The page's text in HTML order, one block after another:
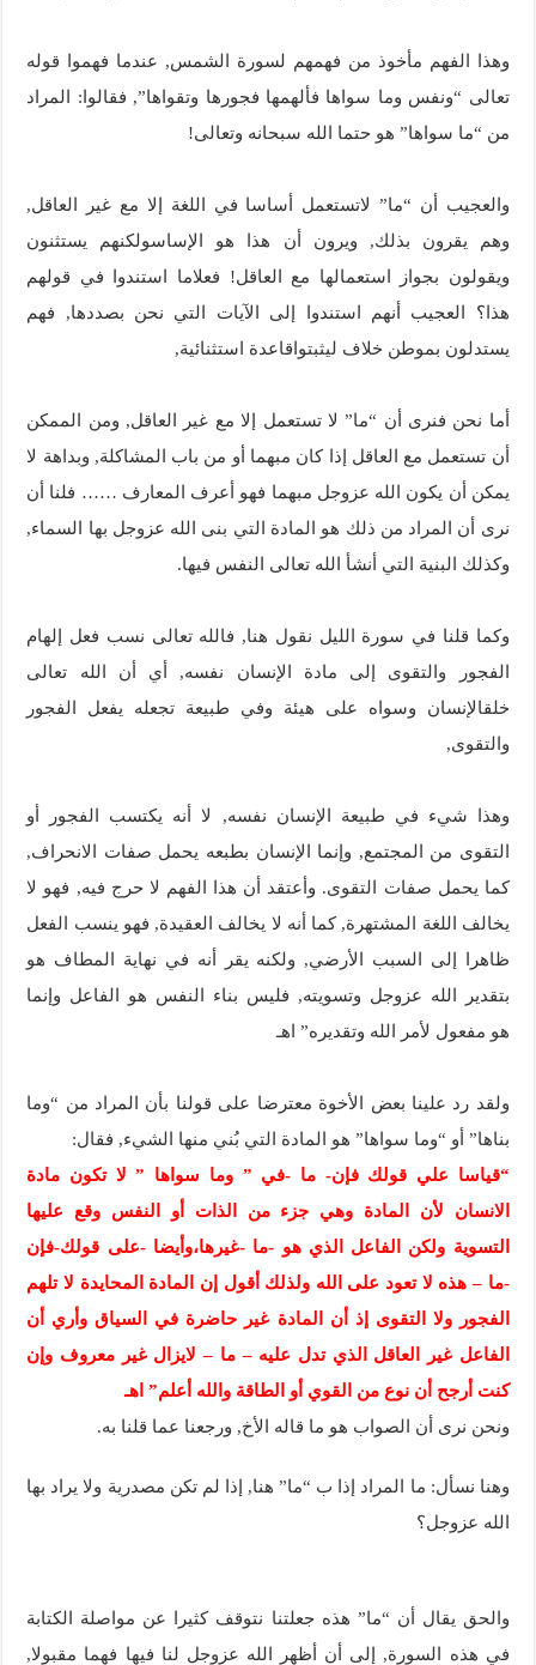
وهذا الفهم مأخوذ من فهمهم لسورة الشمس, عندما فهموا قوله
تعالى “ونفس وما سواها فألهمها فجورها وتقواها”, فقالوا: المراد
من “ما سواها” هو حتما الله سبحانه وتعالى!
والعجيب أن “ما” لاتستعمل أساسا في اللغة إلا مع غير العاقل,
وهم يقرون بذلك, ويرون أن هذا هو الإساسولكنهم يستثنون
ويقولون بجواز استعمالها مع العاقل! فعلاما استندوا في قولهم
هذا؟ العجيب أنهم استندوا إلى الآيات التي نحن بصددها, فهم
يستدلون بموطن خلاف ليثبتواقاعدة استثنائية,
أما نحن فنرى أن “ما” لا تستعمل إلا مع غير العاقل, ومن الممكن
أن تستعمل مع العاقل إذا كان مبهما أو من باب المشاكلة, وبداهة لا
يمكن أن يكون الله عزوجل مبهما فهو أعرف المعارف …… فلنا أن
نرى أن المراد من ذلك هو المادة التي بنى الله عزوجل بها السماء,
وكذلك البنية التي أنشأ الله تعالى النفس فيها.
وكما قلنا في سورة الليل نقول هنا, فالله تعالى نسب فعل إلهام
الفجور والتقوى إلى مادة الإنسان نفسه, أي أن الله تعالى
خلقالإنسان وسواه على هيئة وفي طبيعة تجعله يفعل الفجور
والتقوى,
وهذا شيء في طبيعة الإنسان نفسه, لا أنه يكتسب الفجور أو
التقوى من المجتمع, وإنما الإنسان بطبعه يحمل صفات الانحراف,
كما يحمل صفات التقوى. وأعتقد أن هذا الفهم لا حرج فيه, فهو لا
يخالف اللغة المشتهرة, كما أنه لا يخالف العقيدة, فهو ينسب الفعل
ظاهرا إلى السبب الأرضي, ولكنه يقر أنه في نهاية المطاف هو
بتقدير الله عزوجل وتسويته, فليس بناء النفس هو الفاعل وإنما
هو مفعول لأمر الله وتقديره” اهـ
ولقد رد علينا بعض الأخوة معترضا على قولنا بأن المراد من “وما
بناها” أو “وما سواها” هو المادة التي بُني منها الشيء, فقال:
“قياسا علي قولك فإن- ما -في ” وما سواها ” لا تكون مادة
الانسان لأن المادة وهي جزء من الذات أو النفس وقع عليها
التسوية ولكن الفاعل الذي هو -ما -غيرها،وأيضا -على قولك-فإن
-ما – هذه لا تعود على الله ولذلك أقول إن المادة المحايدة لا تلهم
الفجور ولا التقوى إذ أن المادة غير حاضرة في السياق وأري أن
الفاعل غير العاقل الذي تدل عليه – ما – لايزال غير معروف وإن
كنت أرجح أن نوع من القوي أو الطاقة والله أعلم” اهـ
ونحن نرى أن الصواب هو ما قاله الأخ, ورجعنا عما قلنا به.
وهنا نسأل: ما المراد إذا ب “ما” هنا, إذا لم تكن مصدرية ولا يراد بها
الله عزوجل؟
والحق يقال أن “ما” هذه جعلتنا نتوقف كثيرا عن مواصلة الكتابة
في هذه السورة, إلى أن أظهر الله عزوجل لنا فيها فهما مقبولا,